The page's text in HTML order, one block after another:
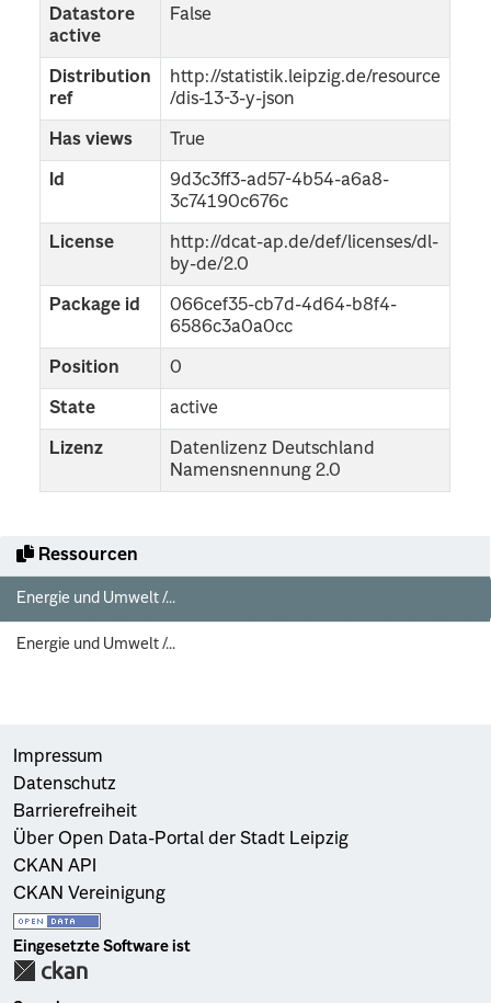
Ressourcen
Energie und Umwelt /...
Energie und Umwelt /...
Datastore
active
False
Distribution
ref
http://statistik.leipzig.de/resource
/dis-13-3-y-json
Has views True
Id
9d3c3ff3-ad57-4b54-a6a8-
3c74190c676c
License
http://dcat-ap.de/def/licenses/dl-
by-de/2.0
Package id
066cef35-cb7d-4d64-b8f4-
6586c3a0a0cc
Position 0
State active
Lizenz
Datenlizenz Deutschland
Namensnennung 2.0
Impressum
Datenschutz
Barrierefreiheit
Über Open Data-Portal der Stadt Leipzig
CKAN API
CKAN Vereinigung
Eingesetzte Software ist